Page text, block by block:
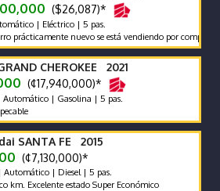
($26,087)*
| Eléctrico | 5 pas.
nuevo se está vendiendo por compra de otro.
CHEROKEE 2021
(¢17,940,000)*
| Gasolina | 5 pas.
SANTA FE 2015
(¢7,130,000)*
| Diesel | 5 pas.
Excelente estado Super Económico